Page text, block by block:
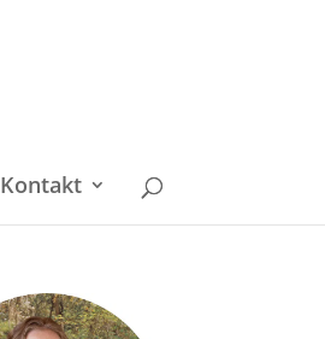
Kontakt